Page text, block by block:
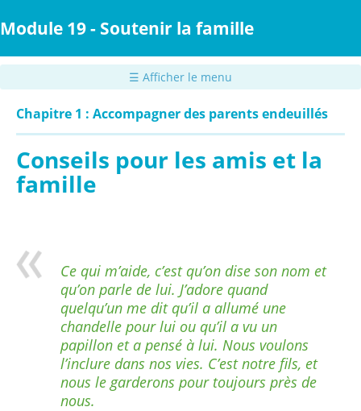
au
principal
Module 19 - Soutenir la famille
☰ Afficher le menu
Chapitre 1 : Accompagner des parents endeuillés
Conseils pour les amis et la
famille
Ce qui m’aide, c’est qu’on dise son nom et
qu’on parle de lui. J’adore quand
quelqu’un me dit qu’il a allumé une
chandelle pour lui ou qu’il a vu un
papillon et a pensé à lui. Nous voulons
l’inclure dans nos vies. C’est notre fils, et
nous le garderons pour toujours près de
nous.